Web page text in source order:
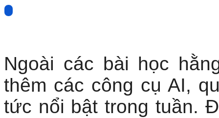
Ngoài các bài học
thêm các công cụ AI,
tức nổi bật trong tuần.